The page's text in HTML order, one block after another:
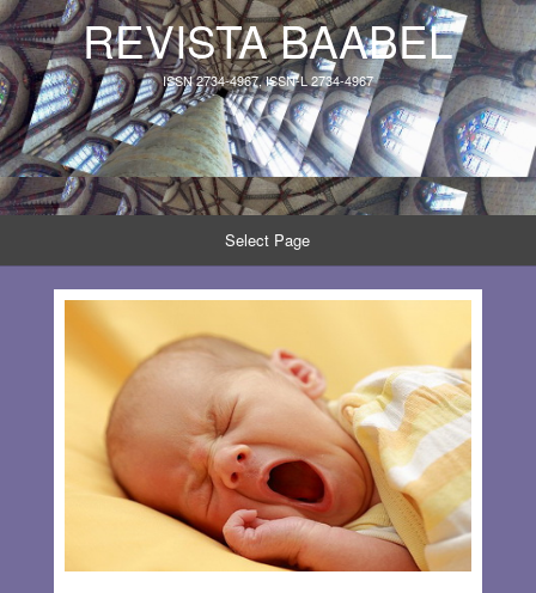
REVISTA BAABEL
ISSN 2734-4967, ISSN-L 2734-4967
Select Page